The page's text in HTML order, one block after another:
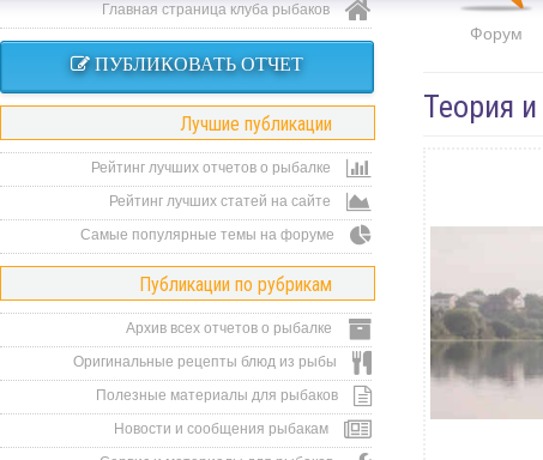
Форум
Главная страница клуба рыбаков
ПУБЛИКОВАТЬ ОТЧЕТ
Лучшие публикации
Рейтинг лучших отчетов о рыбалке
Рейтинг лучших статей на сайте
Самые популярные темы на форуме
Публикации по рубрикам
Архив всех отчетов о рыбалке
Оригинальные рецепты блюд из рыбы
Полезные материалы для рыбаков
Новости и сообщения рыбакам
Теория